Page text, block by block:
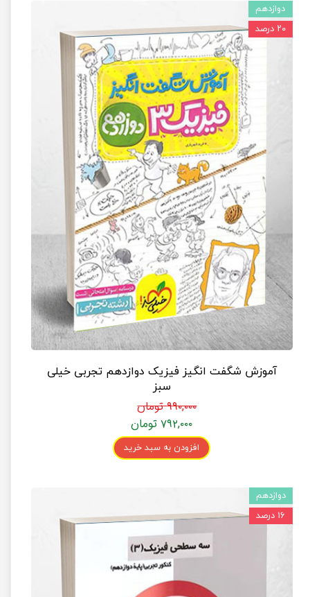
آموزش شگفت انگیز فیزیک دوازدهم تجربی خیلی
سبز
۹۹۰,۰۰۰ تومان
۷۹۲,۰۰۰ تومان
افزودن به سبد خرید
دوازدهم
۲۰ درصد
دوازدهم
۱۶ درصد